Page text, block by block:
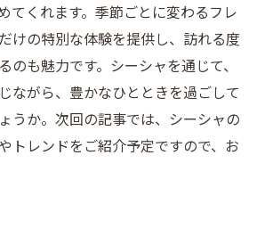
てくれます。季節ごとに変わるフレ
けの特別な体験を提供し、訪れる度
のも魅力です。シーシャを通じて、
ながら、豊かなひとときを過ごして
うか。次回の記事では、シーシャの
トレンドをご紹介予定ですので、お